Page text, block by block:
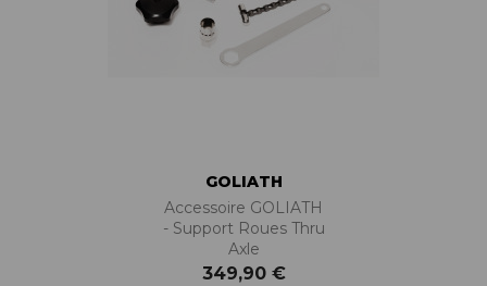
GOLIATH
Accessoire GOLIATH
- Support Roues Thru
Axle
349,90 €